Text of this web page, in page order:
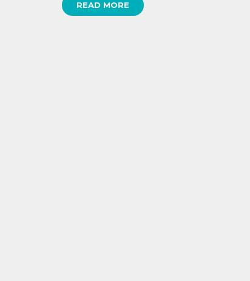
READ MORE